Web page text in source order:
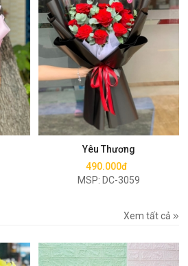
Yêu Thương
490.000đ
MSP: DC-3059
Mua ngay
Xem tất cả